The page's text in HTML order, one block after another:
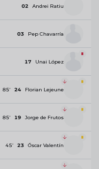
02 Andrei Ratiu
03 Pep Chavarría
17 Unai López
24 Florian Lejeune
85’
19 Jorge de Frutos
85’
23 Óscar Valentín
45’